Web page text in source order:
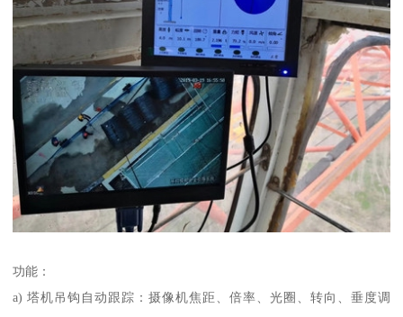
功能：
a) 塔机吊钩自动跟踪：摄像机焦距、倍率、光圈、转向、垂度调